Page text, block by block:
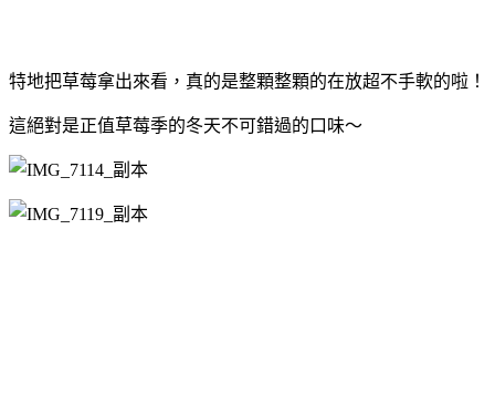
特地把草莓拿出來看，真的是整顆整顆的在放超不手軟的啦！
這絕對是正值草莓季的冬天不可錯過的口味～